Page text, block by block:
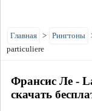
Главная > Рингтоны
particuliere
Франсис Ле -
скачать